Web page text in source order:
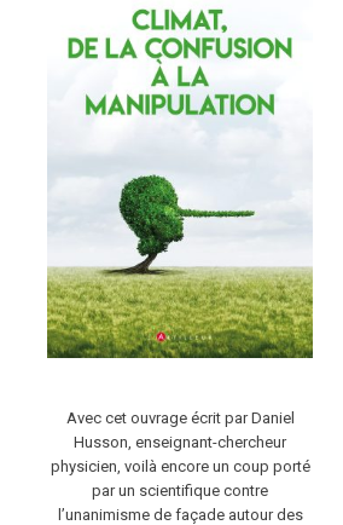
Avec cet ouvrage écrit par Daniel
Husson, enseignant-chercheur
physicien, voilà encore un coup porté
par un scientifique contre
l’unanimisme de façade autour des